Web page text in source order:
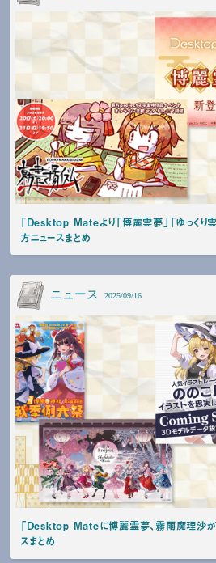
「Desktop Mateより「博麗霊夢」「ゆっくり
方ニュースまとめ
ニュース 2025/09/16
「Desktop Mateに博麗霊夢、霧雨魔理沙が
スまとめ